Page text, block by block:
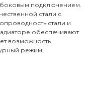
боковым подключением.
стали с
стали и
обеспечивают
возможность
режим